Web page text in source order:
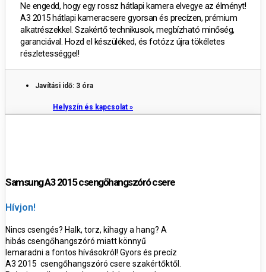
Ne engedd, hogy egy rossz hátlapi kamera elvegye az élményt!
A3 2015hátlapi kameracsere gyorsan és precízen, prémium
alkatrészekkel. Szakértő technikusok, megbízható minőség,
garanciával. Hozd el készüléked, és fotózz újra tökéletes
részletességgel!
Javítási idő: 3 óra
Helyszín és kapcsolat »
Samsung A3 2015 csengőhangszóró csere
Hívjon!
Nincs csengés? Halk, torz, kihagy a hang? A
hibás csengőhangszóró miatt könnyű
lemaradni a fontos hívásokról! Gyors és precíz
A3 2015 csengőhangszóró csere szakértőktől.